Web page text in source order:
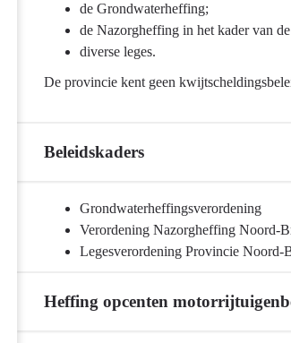
Inleiding
de Grondwaterheffing;
de Nazorgheffing in het kader van
diverse leges.
De provincie kent geen
Beleidskaders
navigatie
Provinciale
Grondwaterheffingsverordening
Verordening Nazorgheffing Noord-
Legesverordening Provincie Noord-
Heffing opcenten